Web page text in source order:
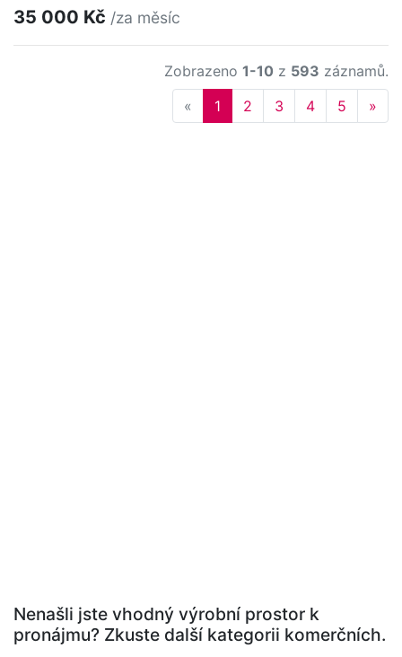
35 000 Kč /za měsíc
Zobrazeno 1-10 z 593 záznamů.
« Previous
1 2 3 4 5 »
Nenašli jste vhodný výrobní prostor k
pronájmu? Zkuste další kategorii komerčních.